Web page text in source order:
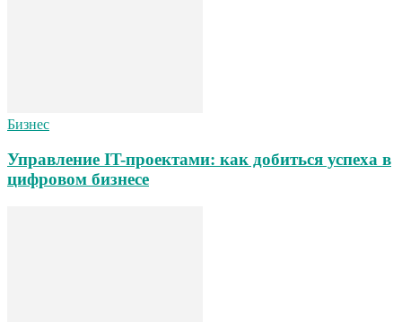
Бизнес
Управление IT-проектами: как добиться успеха в
цифровом бизнесе